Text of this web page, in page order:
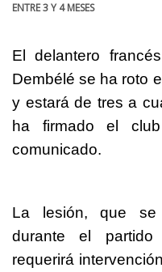
ENTRE 3 Y 4 MESES
El delantero
Dembélé se ha roto
y estará de tres a
ha firmado el
comunicado.
La lesión, que se
durante el
requerirá